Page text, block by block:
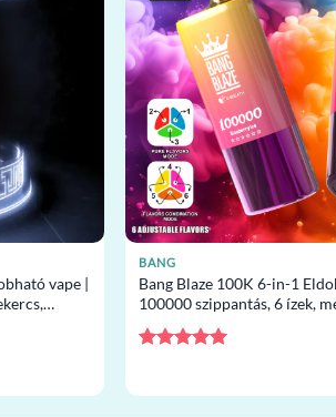
vape |
BANG
Bang Blaze 100K 6-in-1
100000 szippantás, 6 ízek,
eldobható vape